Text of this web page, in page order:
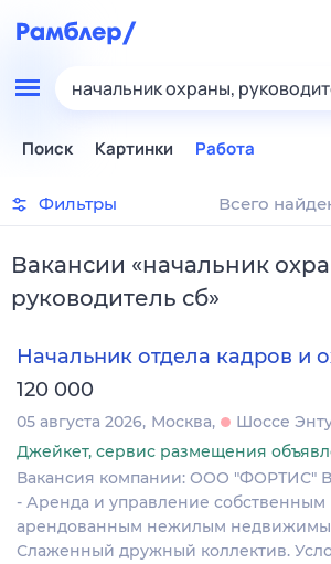
начальник охраны,
Поиск Картинки Работа
Фильтры Всего
Вакансии «начальник
руководитель сб»
Начальник отдела кадров и
120 000
05 августа 2026 Москва
Шоссе
Джейкет, сервис размещения
Вакансия компании: ООО "ФОРТИС"
- Аренда и управление собственным
арендованным нежилым
Слаженный дружный коллектив.